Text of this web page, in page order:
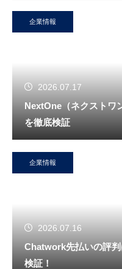
企業情報
2026.07.17
NextOne（ネクストワ
を徹底検証
企業情報
2026.07.16
Chatwork先払いの評
検証！